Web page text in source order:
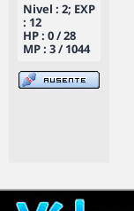
Nivel : 2; EXP
: 12
HP : 0 / 28
MP : 3 / 1044